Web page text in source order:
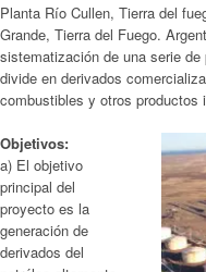
Planta Río Cullen, Tierra del
Grande, Tierra del Fuego.
sistematización de una serie
divide en derivados
combustibles y otros productos
Objetivos:
a) El objetivo
principal del
proyecto es la
generación de
derivados del